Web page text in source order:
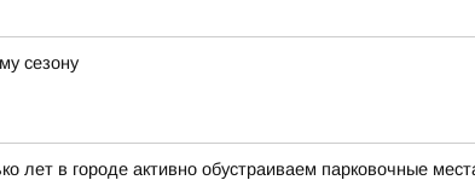
сезону
лет в городе активно обустраиваем парковочные